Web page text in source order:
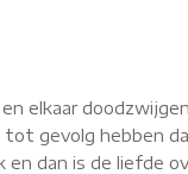
elkaar
gevolg hebben
dan is de liefde